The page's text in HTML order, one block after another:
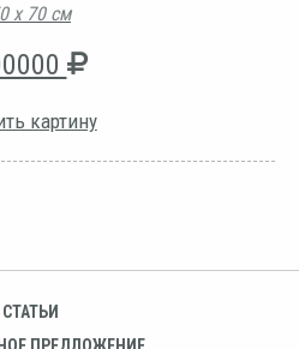
х 70 см
картину
СТАТЬИ
ПРЕДЛОЖЕНИЕ